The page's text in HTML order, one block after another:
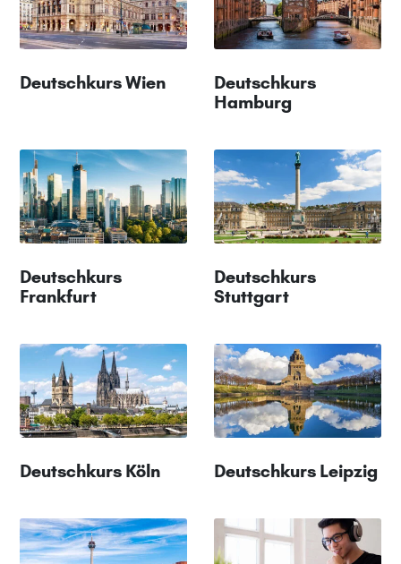
Deutschkurs Wien
Deutschkurs
Hamburg
Deutschkurs
Frankfurt
Deutschkurs
Stuttgart
Deutschkurs Köln Deutschkurs Leipzig